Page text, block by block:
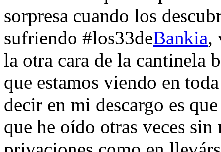
sorpresa cuando los
sufriendo #los33deBankia,
la otra cara de la cantinela
que estamos viendo en
decir en mi descargo es
que he oído otras veces